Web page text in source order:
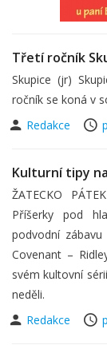
Třetí ročník
Skupice (jr)
ročník se koná v
Redakce
Kulturní tipy
ŽATECKO
Příšerky pod
podvodní
Covenant –
svém kultovní
neděli.
Redakce